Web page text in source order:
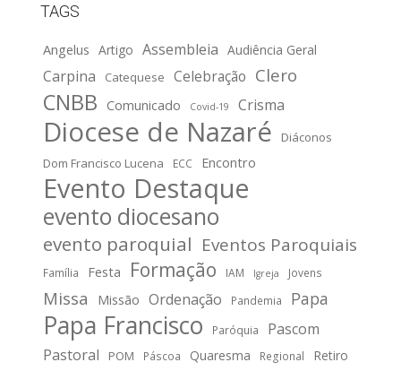
TAGS
Angelus Artigo Assembleia Audiência Geral
Carpina Catequese Celebração Clero
CNBB Comunicado Covid-19 Crisma
Diocese de Nazaré
Diáconos
Dom Francisco Lucena
ECC Encontro
Evento Destaque
evento diocesano
evento paroquial Eventos Paroquiais
Família Festa Formação IAM Igreja Jovens
Missa Missão Ordenação Pandemia Papa
Papa Francisco Paróquia
Pascom
Pastoral
POM Páscoa Quaresma Regional Retiro